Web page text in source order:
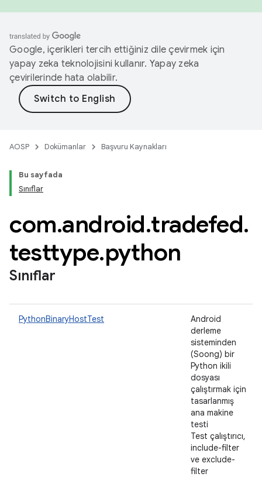
Google, içerikleri tercih ettiğiniz dile çevirmek için
yapay zeka teknolojisini kullanır. Yapay zeka
çevirilerinde hata olabilir.
AOSP Dokümanlar Başvuru Kaynakları
Bu sayfada
Sınıflar
com.android.tradefed.
testtype.python
Sınıflar
PythonBinaryHostTest
Android
derleme
sisteminden
(Soong) bir
Python ikili
dosyası
çalıştırmak için
tasarlanmış
ana makine
testi
Test çalıştırıcı,
include-filter
ve exclude-
filter